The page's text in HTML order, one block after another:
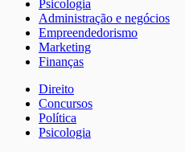
Psicologia
Administração e negócios
Empreendedorismo
Marketing
Finanças
Direito
Concursos
Política
Psicologia